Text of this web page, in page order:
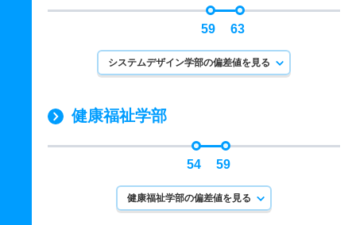
59 63
システムデザイン学部の偏差値を見る
健康福祉学部
54 59
健康福祉学部の偏差値を見る